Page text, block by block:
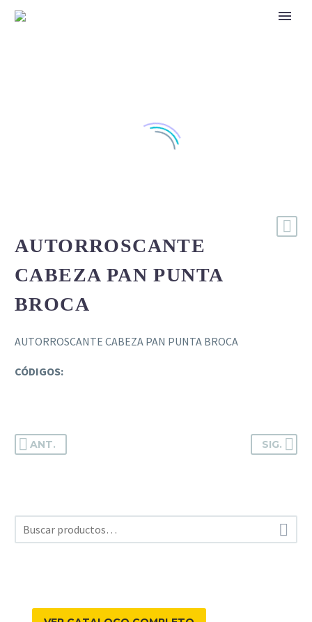
AUTORROSCANTE
CABEZA PAN PUNTA
BROCA
AUTORROSCANTE CABEZA PAN PUNTA BROCA
CÓDIGOS:
ANT. SIG.
